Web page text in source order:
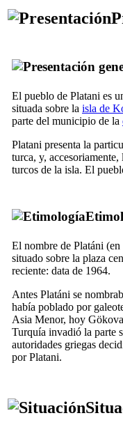
El pueblo de Platani es
situada sobre la isla de
parte del municipio de la
Platani presenta la
turca, y, accesoriamente,
turcos de la isla. El
El nombre de Platáni (en
situado sobre la plaza
reciente: data de 1964.
Antes Platáni se
había poblado por
Asia Menor, hoy Gökova
Turquía invadió la parte
autoridades griegas
por Platani.